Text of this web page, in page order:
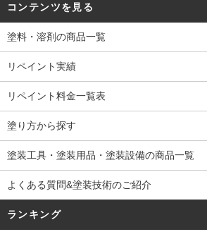
コンテンツを見る
塗料・溶剤の商品一覧
リペイント実績
リペイント料金一覧表
塗り方から探す
塗装工具・塗装用品・塗装設備の商品一覧
よくある質問&塗装技術のご紹介
ランキング